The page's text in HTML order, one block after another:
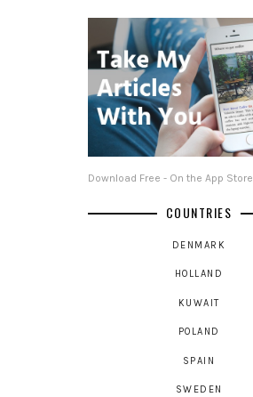
Download Free - On the App Store
COUNTRIES
DENMARK
HOLLAND
KUWAIT
POLAND
SPAIN
SWEDEN